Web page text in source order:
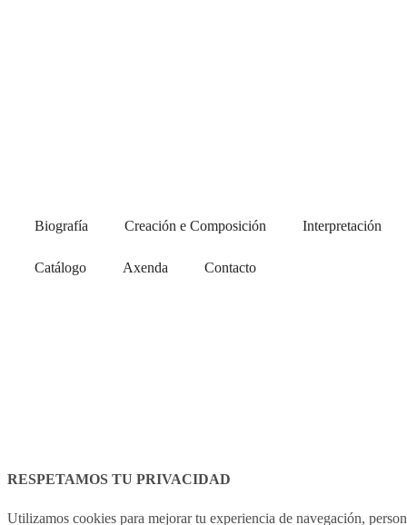
Biografía Creación e Composición Interpretación
Catálogo Axenda Contacto
RESPETAMOS TU PRIVACIDAD
Utilizamos cookies para mejorar tu experiencia de navegación,